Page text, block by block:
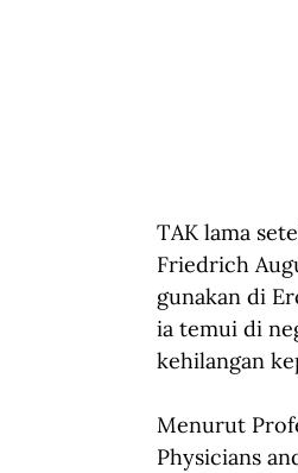
TAK lama
Friedrich
gunakan di
ia temui di
kehilangan
Menurut
Physicians